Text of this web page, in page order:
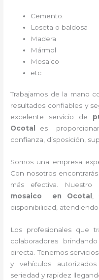
Cemento.
Loseta o baldosa
Madera
Mármol
Mosaico
etc
Trabajamos de la mano
resultados confiables y
excelente servicio de
Ocotal
es proporcionar
confianza, disposición,
Somos una empresa
Con nosotros
más efectiva. Nuestro
mosaico en Ocotal ,
disponibilidad,
Los profesionales que
colaboradores
directa.Tenemos
y vehículos
seriedad y rapidez